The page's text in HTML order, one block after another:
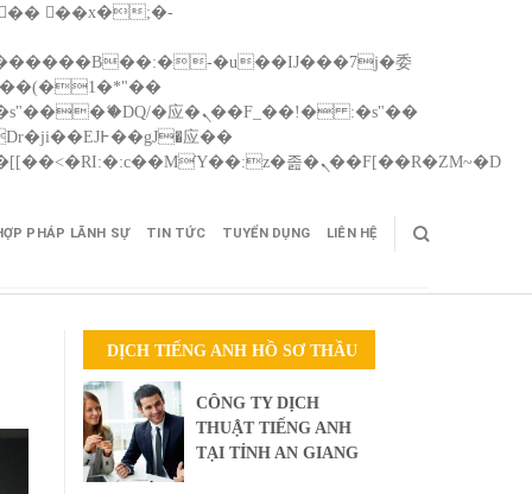
矁[��x�ZM~�n"��IB؃��!'����Тѕ��+��(m��IK�ʭ�/|��ϐܢ��F[��x�ZMz�G�� %嬩�/c��������[[��<�RI:�:c��MΎ��:z�졾�ܢ��F[��R�ZM~�DSkip
PHÁP LÃNH SỰ TIN TỨC TUYỂN DỤNG LIÊN HỆ
DỊCH TIẾNG ANH HỒ SƠ THẦU
CÔNG TY DỊCH
THUẬT TIẾNG ANH
TẠI TỈNH AN GIANG